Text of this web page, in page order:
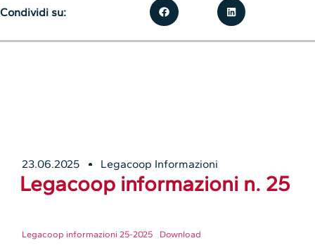
23.06.2025 Legacoop Informazioni
Legacoop informazioni n. 25
Legacoop informazioni 25-2025 Download
Condividi su: